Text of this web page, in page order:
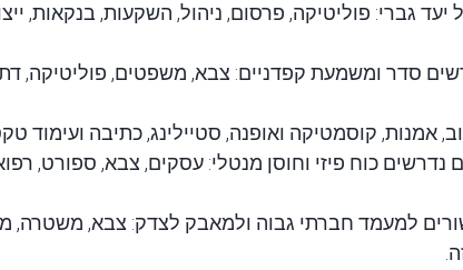
גברי: פוליטיקה, פרסום, ניהול, השקעות, בנקאות,
סדר ומשמעת קפדניים: צבא, משפטים, פוליטיקה,
אמנות, קוסמטיקה ואופנה, סטיילינג, כתיבה ועימוד
כוח פיזי וחוסן מנטלי: עסקים, צבא, ספורט,
למעמד חברתי גבוה ולמאבק לצדק: צבא, משטרה,